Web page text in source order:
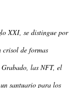
XXI, se distingue por
crisol de formas
las NFT, el
santuario para los